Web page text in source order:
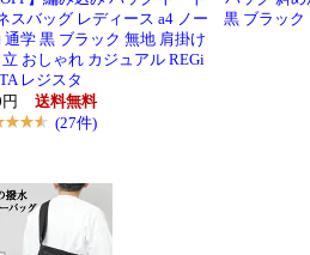
スバッグ レディース a4 ノー
通学 黒 ブラック 無地 肩掛け
おしゃれ カジュアル REGi
レジスタ
送料無料
(27件)
黒 ブラック